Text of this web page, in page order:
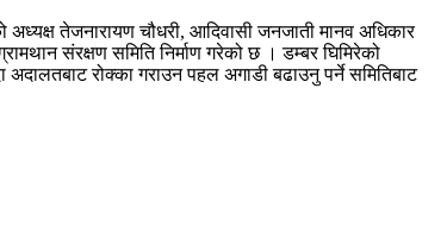
तेजनारायण चौधरी, आदिवासी जनजाती मानव अधिकार
संरक्षण समिति निर्माण गरेको छ । डम्बर घिमिरेको
रोक्का गराउन पहल अगाडी बढाउनु पर्ने समितिबाट